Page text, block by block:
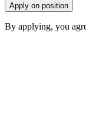
Apply on position
By applying, you